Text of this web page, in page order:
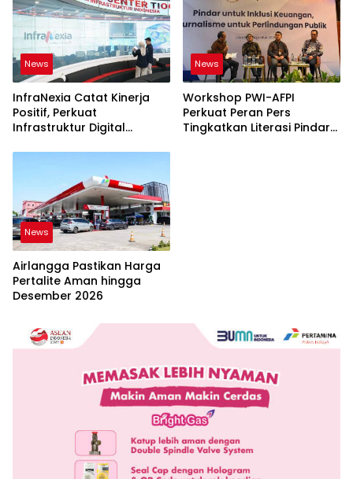
News
InfraNexia Catat Kinerja
Positif, Perkuat
Infrastruktur Digital
News
Workshop PWI-AFPI
Perkuat Peran Pers
Tingkatkan Literasi Pindar
News
Airlangga Pastikan Harga
Pertalite Aman hingga
Desember 2026